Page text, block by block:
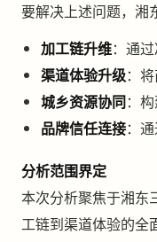
要解决上述问题，湘
加工链升维：通
渠道体验升级：
城乡资源协同：
品牌信任连接：
分析范围界定
本次分析聚焦于湘
工链到渠道体验的全